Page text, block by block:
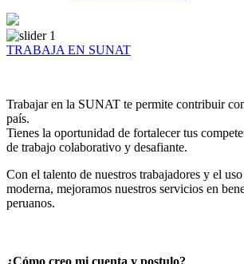
TRABAJA EN SUNAT
Trabajar en la SUNAT te permite contribuir
país.
Tienes la oportunidad de fortalecer tus
de trabajo colaborativo y desafiante.
Con el talento de nuestros trabajadores y el
moderna, mejoramos nuestros servicios en
peruanos.
¿Cómo creo mi cuenta y postulo?